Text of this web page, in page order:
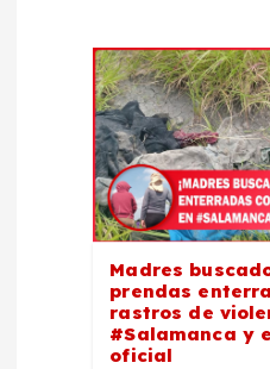
Madres
prendas
rastros de
#Salamanca y
oficial